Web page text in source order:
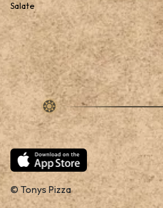
Salate
© Tonys Pizza